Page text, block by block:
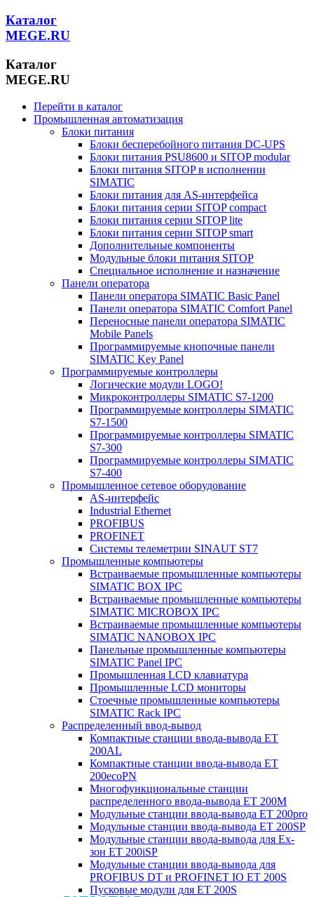
Каталог
MEGE.RU
Каталог
MEGE.RU
Перейти в каталог
Промышленная автоматизация
Блоки питания
Блоки бесперебойного питания DC-UPS
Блоки питания PSU8600 и SITOP modular
Блоки питания SITOP в исполнении
SIMATIC
Блоки питания для AS-интерфейса
Блоки питания серии SITOP compact
Блоки питания серии SITOP lite
Блоки питания серии SITOP smart
Дополнительные компоненты
Модульные блоки питания SITOP
Специальное исполнение и назначение
Панели оператора
Панели оператора SIMATIC Basic Panel
Панели оператора SIMATIC Comfort Panel
Переносные панели оператора SIMATIC
Mobile Panels
Программируемые кнопочные панели
SIMATIC Key Panel
Программируемые контроллеры
Логические модули LOGO!
Микроконтроллеры SIMATIC S7-1200
Программируемые контроллеры SIMATIC
S7-1500
Программируемые контроллеры SIMATIC
S7-300
Программируемые контроллеры SIMATIC
S7-400
Промышленное сетевое оборудование
AS-интерфейс
Industrial Ethernet
PROFIBUS
PROFINET
Системы телеметрии SINAUT ST7
Промышленные компьютеры
Встраиваемые промышленные компьютеры
SIMATIC BOX IPC
Встраиваемые промышленные компьютеры
SIMATIC MICROBOX IPC
Встраиваемые промышленные компьютеры
SIMATIC NANOBOX IPC
Панельные промышленные компьютеры
SIMATIC Panel IPC
Промышленная LCD клавиатура
Промышленные LCD мониторы
Стоечные промышленные компьютеры
SIMATIC Rack IPC
Распределенный ввод-вывод
Компактные станции ввода-вывода ET
200AL
Компактные станции ввода-вывода ET
200ecoPN
Многофункциональные станции
распределенного ввода-вывода ET 200M
Модульные станции ввода-вывода ET 200pro
Модульные станции ввода-вывода ET 200SP
Модульные станции ввода-вывода для Ex-
зон ET 200iSP
Модульные станции ввода-вывода для
PROFIBUS DT и PROFINET IO ET 200S
Пусковые модули для ET 200S